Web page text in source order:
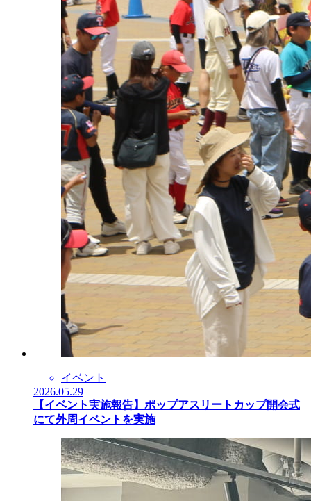
イベント
2026.05.29
【イベント実施報告】ポップアスリートカップ開会式
にて外周イベントを実施